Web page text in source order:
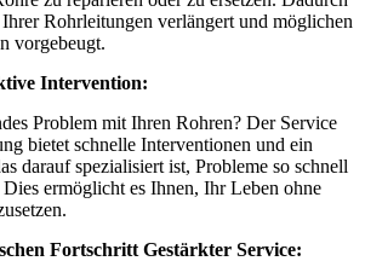
Rohrleitungen verlängert und möglichen
vorgebeugt.
Intervention:
Problem mit Ihren Rohren? Der Service
bietet schnelle Interventionen und ein
darauf spezialisiert ist, Probleme so schnell
ermöglicht es Ihnen, Ihr Leben ohne
Fortschritt Gestärkter Service: